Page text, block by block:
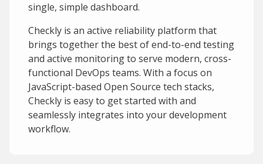
single, simple dashboard.
Checkly is an active reliability platform that
brings together the best of end-to-end testing
and active monitoring to serve modern, cross-
functional DevOps teams. With a focus on
JavaScript-based Open Source tech stacks,
Checkly is easy to get started with and
seamlessly integrates into your development
workflow.